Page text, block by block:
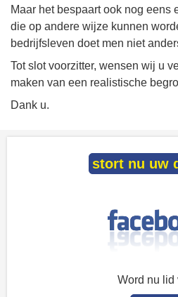
Maar het bespaart ook nog eens
die op andere wijze kunnen
bedrijfsleven doet men niet
Tot slot voorzitter, wensen wij u
maken van een realistische
Dank u.
stort nu uw
Word nu lid